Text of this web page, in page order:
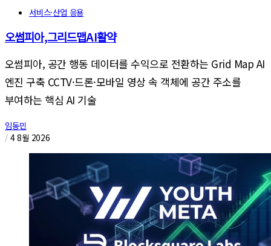
서비스·산업 응용
오썸피아,그리드맵AI활약
오썸피아, 공간 행동 데이터를 수익으로 전환하는 Grid Map AI
엔진 구축 CCTV·드론·모바일 영상 속 객체에 공간 주소를
부여하는 핵심 AI 기술
임동민
/ 4 8월 2026